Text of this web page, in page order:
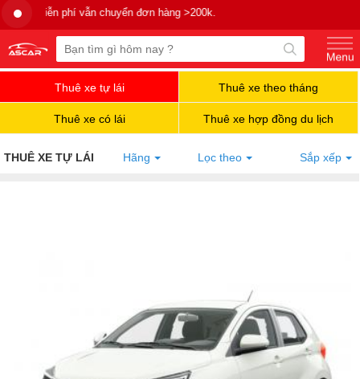
đơn hàng >200k.
Thuê xe tự lái Thuê xe theo tháng
Thuê xe có lái Thuê xe hợp đồng du lịch
THUÊ XE TỰ LÁI Hãng Lọc theo Sắp xếp